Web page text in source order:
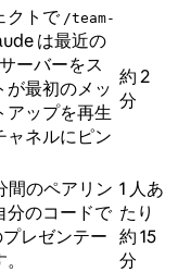
クトで /team-
は最近の
ーバーをス
が最初のメッ
アップを再生
ャネルにピン
約 2
分
間のペアリン
分のコードで
レゼンテー
1 人あ
たり
約 15
分